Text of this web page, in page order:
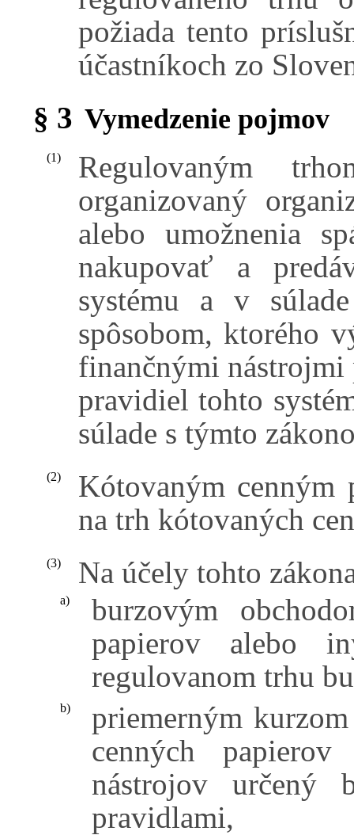
požiada tento
účastníkoch zo
§ 3 Vymedzenie pojmov
(1)
Regulovaným
organizovaný
alebo umožnenia
nakupovať a
systému a v
spôsobom, ktorého
finančnými
pravidiel tohto
súlade s týmto
(2)
Kótovaným cenným
na trh kótovaných
(3) Na účely tohto
a)
burzovým
papierov alebo
regulovanom trhu
b)
priemerným
cenných
nástrojov určený
pravidlami,